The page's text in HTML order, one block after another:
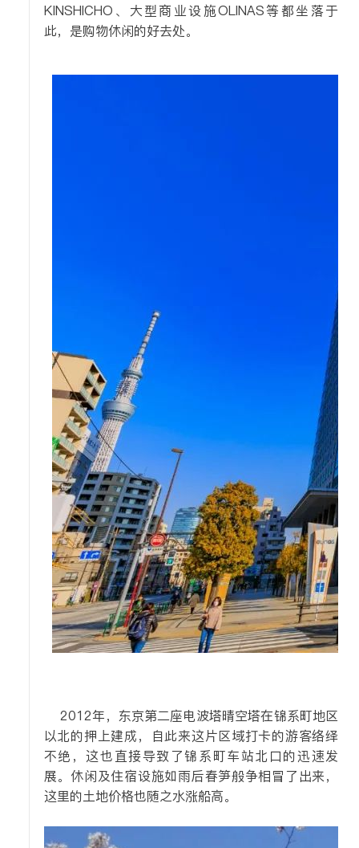
KINSHICHO、大型商业设施OLINAS等都坐落于
此，是购物休闲的好去处。
2012年，东京第二座电波塔晴空塔在锦系町地区
以北的押上建成，自此来这片区域打卡的游客络绎
不绝，这也直接导致了锦系町车站北口的迅速发
展。 休闲及住宿设施如雨后春笋般争相冒了出来，
这里的土地价格也随之水涨船高。